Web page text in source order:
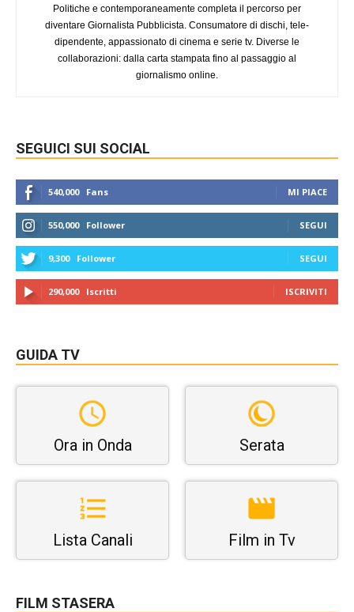
Politiche e contemporaneamente completa il percorso per
diventare Giornalista Pubblicista. Consumatore di dischi, tele-
dipendente, appassionato di cinema e serie tv. Diverse le
collaborazioni: dalla carta stampata fino al passaggio al
giornalismo online.
SEGUICI SUI SOCIAL
540,000 Fans MI PIACE
550,000 Follower SEGUI
9,300 Follower SEGUI
290,000 Iscritti ISCRIVITI
GUIDA TV
Ora in Onda Serata
Lista Canali Film in Tv
FILM STASERA